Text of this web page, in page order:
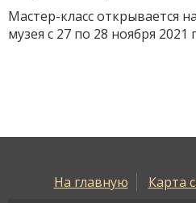
Мастер-класс открывается
музея с 27 по 28 ноября 2021
На главную Карта